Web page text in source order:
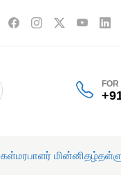
மரபாளர் மின்னிதழ்